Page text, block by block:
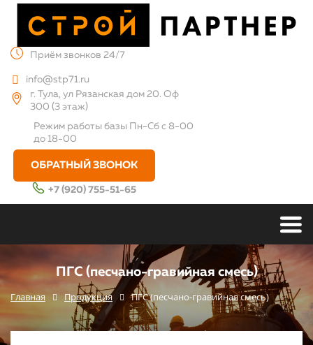
Приём звонков 24/7
info@stp71.ru
г. Тула, ул Рязанская дом 20. Оф
300 (3 этаж)
Режим работы базы Пн-Сб с 8-00
до 18-00
ОБРАТНЫЙ ЗВОНОК
+7 (920) 755-51-65
ПГС (песчано-гравийная смесь)
Главная Продукция ПГС (песчано-гравийная смесь)